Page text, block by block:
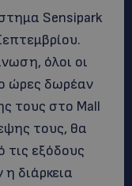
Sensipark
όλοι οι
ώρες δωρέαν
τους στο Mall
τους, θα
τις εξόδους
διάρκεια